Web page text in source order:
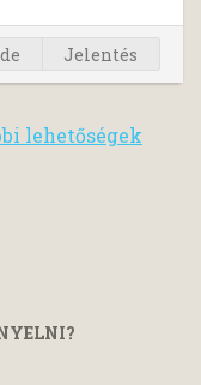
Jelentés
lehetőségek